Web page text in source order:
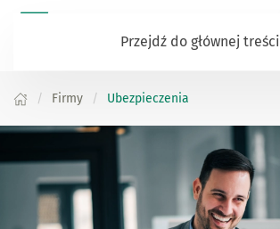
Przejdź do głównej treści
Firmy Ubezpieczenia